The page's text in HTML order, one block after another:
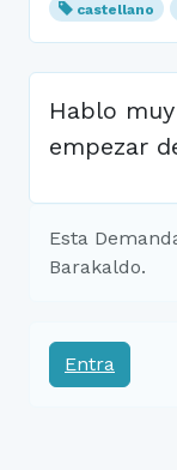
castellano
Hablo
empezar
Esta
Barakaldo.
Entra